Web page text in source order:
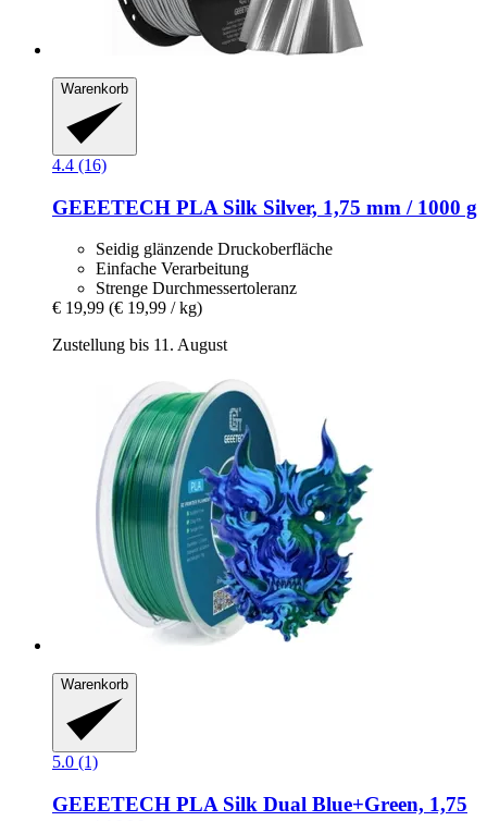
Warenkorb
4.4 (16)
GEEETECH PLA Silk Silver, 1,75 mm / 1000 g
Seidig glänzende Druckoberfläche
Einfache Verarbeitung
Strenge Durchmessertoleranz
€ 19,99 (€ 19,99 / kg)
Zustellung bis 11. August
Warenkorb
5.0 (1)
GEEETECH PLA Silk Dual Blue+Green, 1,75